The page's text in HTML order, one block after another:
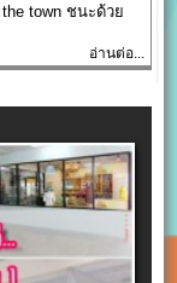
town ชนะด้วย
อ่านต่อ...